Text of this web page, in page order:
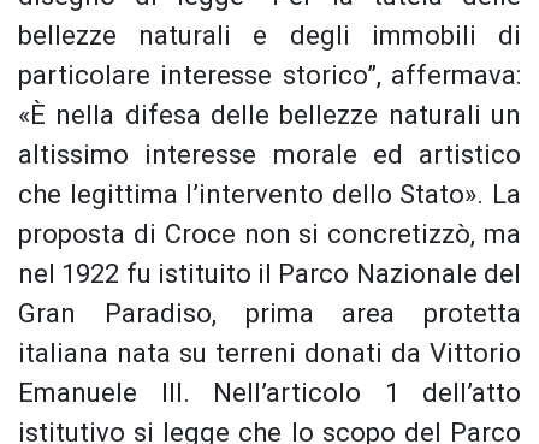
bellezze naturali e degli immobili di
particolare interesse storico”, affermava:
«È nella difesa delle bellezze naturali un
altissimo interesse morale ed artistico
che legittima l’intervento dello Stato». La
proposta di Croce non si concretizzò, ma
nel 1922 fu istituito il Parco Nazionale del
Gran Paradiso, prima area protetta
italiana nata su terreni donati da Vittorio
Emanuele III. Nell’articolo 1 dell’atto
istitutivo si legge che lo scopo del Parco